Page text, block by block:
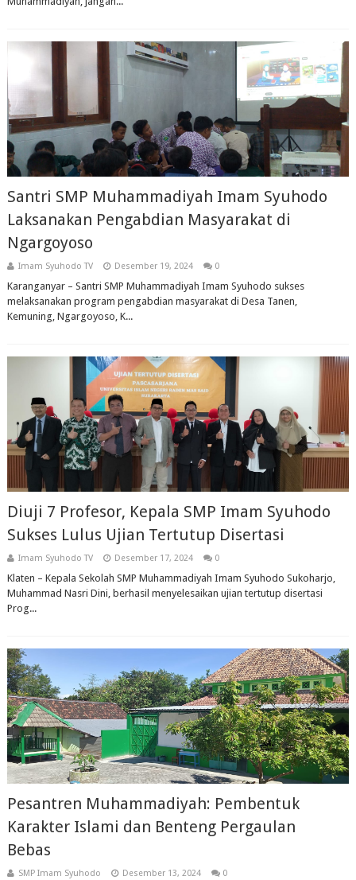
Santri SMP Muhammadiyah Imam Syuhodo
Laksanakan Pengabdian Masyarakat di
Ngargoyoso
Imam Syuhodo TV Desember 19, 2024 0
Karanganyar – Santri SMP Muhammadiyah Imam Syuhodo sukses
melaksanakan program pengabdian masyarakat di Desa Tanen,
Kemuning, Ngargoyoso, K...
Diuji 7 Profesor, Kepala SMP Imam Syuhodo
Sukses Lulus Ujian Tertutup Disertasi
Imam Syuhodo TV Desember 17, 2024 0
Klaten – Kepala Sekolah SMP Muhammadiyah Imam Syuhodo Sukoharjo,
Muhammad Nasri Dini, berhasil menyelesaikan ujian tertutup disertasi
Prog...
Pesantren Muhammadiyah: Pembentuk
Karakter Islami dan Benteng Pergaulan
Bebas
SMP Imam Syuhodo Desember 13, 2024 0